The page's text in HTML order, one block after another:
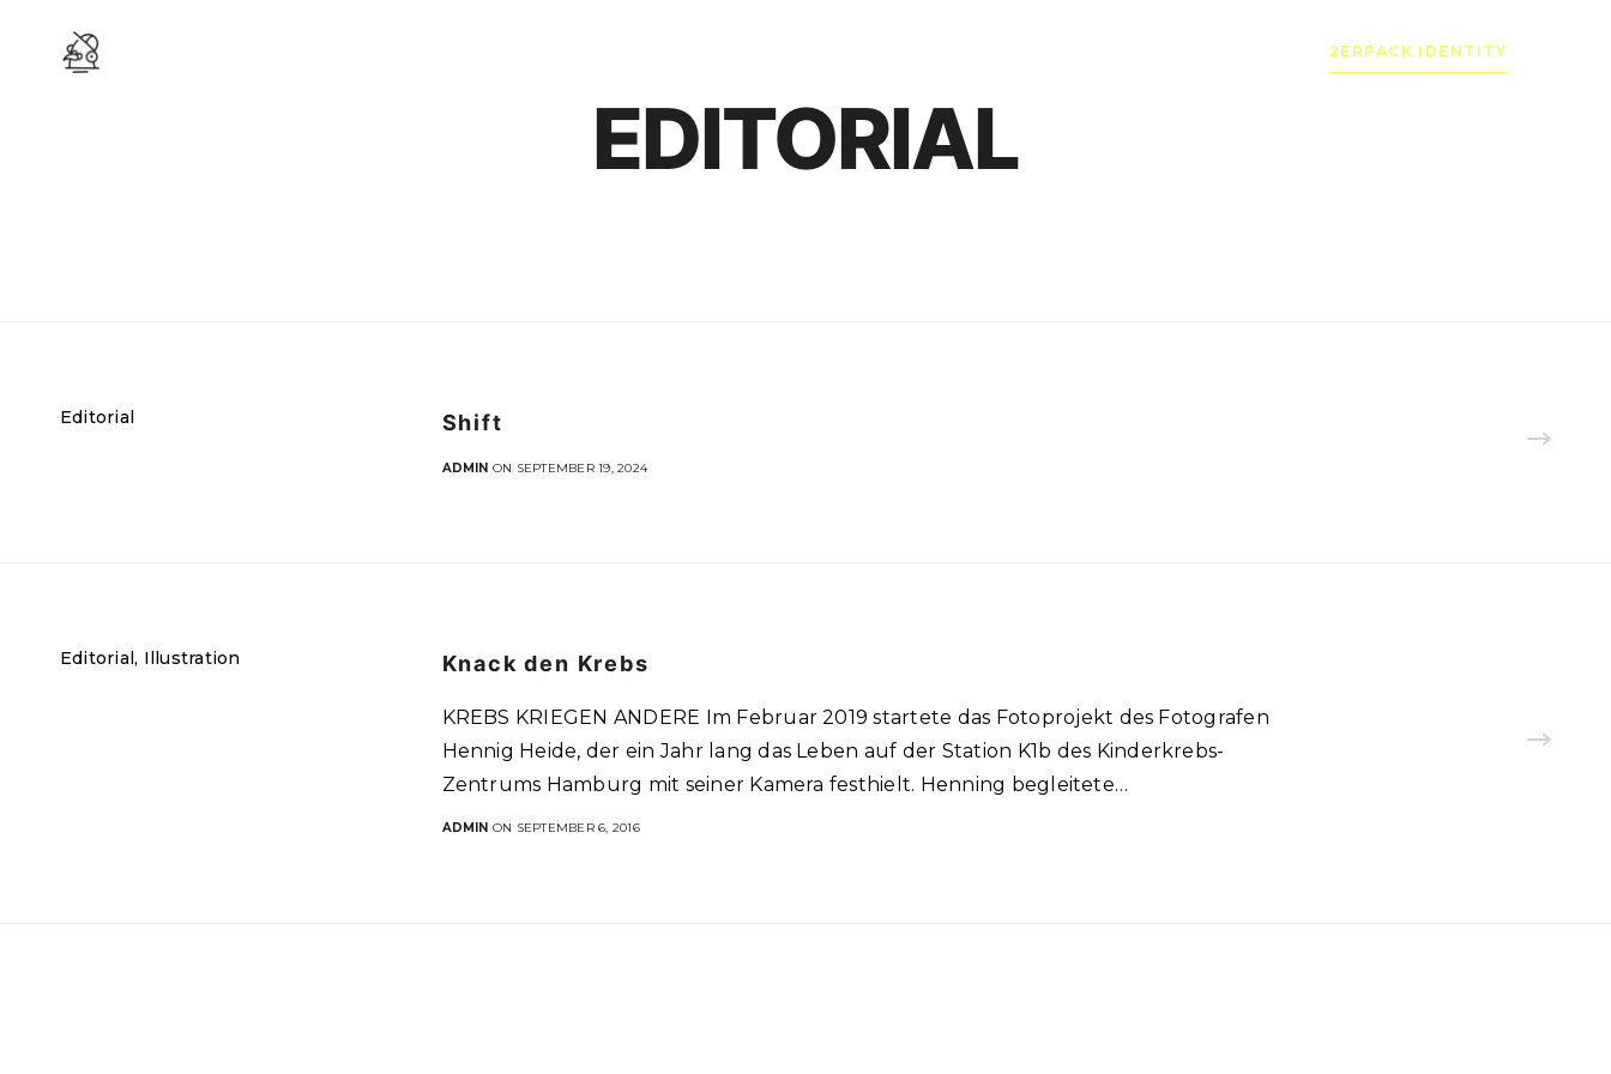
2ERPACK IDENTITY
EDITORIAL
Editorial Shift
ADMIN ON SEPTEMBER 19, 2024
Editorial, Illustration Knack den Krebs
KREBS KRIEGEN ANDERE Im Februar 2019 startete das Fotoprojekt des Fotografen
Hennig Heide, der ein Jahr lang das Leben auf der Station K1b des Kinderkrebs-
Zentrums Hamburg mit seiner Kamera festhielt. Henning begleitete…
ADMIN ON SEPTEMBER 6, 2016